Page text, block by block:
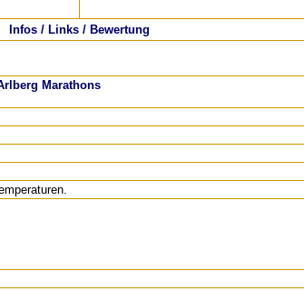
Infos / Links / Bewertung
Marathons